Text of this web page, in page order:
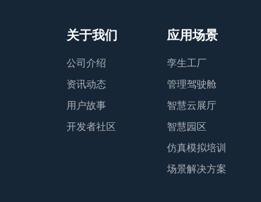
关于我们
公司介绍
资讯动态
用户故事
开发者社区
应用场景
孪生工厂
管理驾驶舱
智慧云展厅
智慧园区
仿真模拟培训
场景解决方案